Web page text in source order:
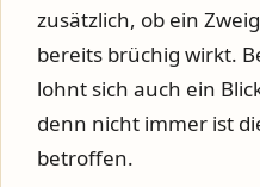
zusätzlich, ob ein
bereits brüchig wirkt.
lohnt sich auch ein
denn nicht immer ist
betroffen.